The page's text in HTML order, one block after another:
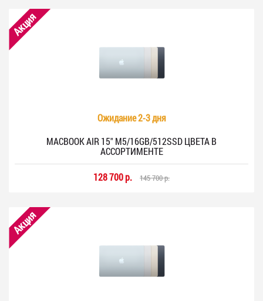
Акция
Ожидание 2-3 дня
MACBOOK AIR 15" M5/16GB/512SSD ЦВЕТА В
АССОРТИМЕНТЕ
128 700 р. 145 700 р.
Акция